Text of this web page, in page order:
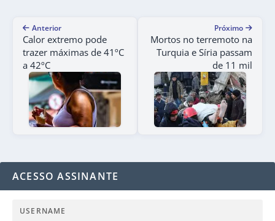
Anterior
Calor extremo pode
trazer máximas de 41ºC
a 42ºC
Próximo
Mortos no terremoto na
Turquia e Síria passam
de 11 mil
ACESSO ASSINANTE